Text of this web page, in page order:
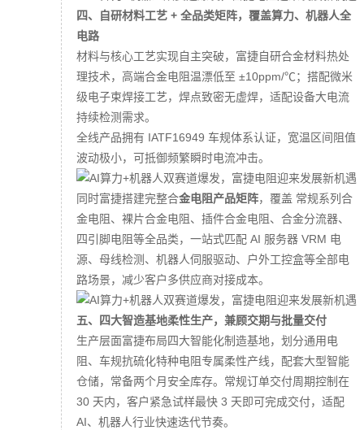
四、自研材料工艺 + 全品类矩阵，覆盖算力、机器人全
电路
材料与核心工艺实现自主突破，富捷自研合金材料热处
理技术，高端合金电阻温漂低至 ±10ppm/℃；搭配微米
级电子束焊接工艺，焊点致密无虚焊，适配设备大电流
持续检测需求。
全线产品拥有 IATF16949 车规体系认证，宽温区间阻值
波动极小，可抵御频繁瞬时电流冲击。
同时富捷搭建完整合金电阻产品矩阵，覆盖 常规系列合
金电阻、裸片合金电阻、插件合金电阻、合金分流器、
四引脚电阻等全品类，一站式匹配 AI 服务器 VRM 电
源、母线检测、机器人伺服驱动、户外工控盒等全部电
路场景，减少客户多供应商对接成本。
五、四大智造基地柔性生产，兼顾交期与批量交付
生产层面富捷布局四大智能化制造基地，划分通用电
阻、车规抗硫化特种电阻专属柔性产线，配套大型智能
仓储，常备两个月安全库存。常规订单交付周期控制在
30 天内，客户紧急试样最快 3 天即可完成交付，适配
AI、机器人行业快速迭代节奏。